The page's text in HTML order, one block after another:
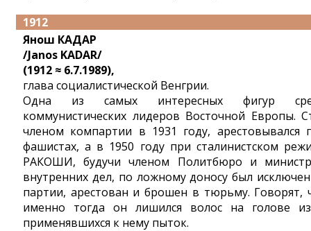
1912
Янош КАДАР
/Janos KADAR/
(1912 ≈ 6.7.1989),
глава социалистической Венгрии.
Одна из самых интересных фигур
коммунистических лидеров Восточной Европы.
членом компартии в 1931 году, арестовывался
фашистах, а в 1950 году при сталинистском
РАКОШИ, будучи членом Политбюро и
внутренних дел, по ложному доносу был
партии, арестован и брошен в тюрьму. Говорят,
именно тогда он лишился волос на голове
применявшихся к нему пыток.